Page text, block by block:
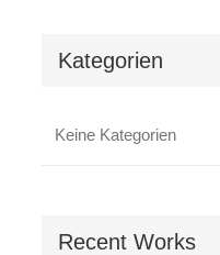
Kategorien
Keine Kategorien
Recent Works